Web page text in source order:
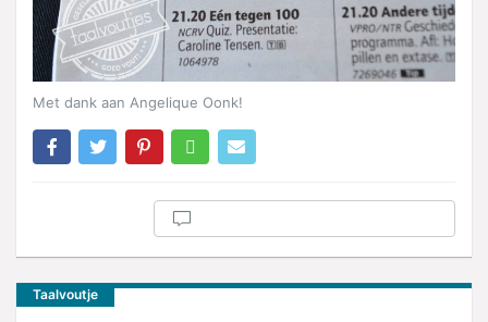
Met dank aan Angelique Oonk!
Taalvoutje